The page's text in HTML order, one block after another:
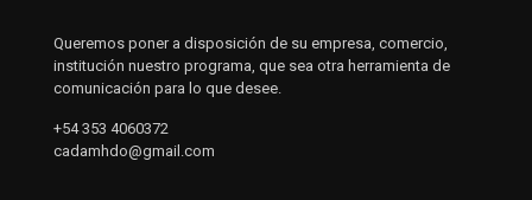
Queremos poner a disposición de su empresa, comercio,
institución nuestro programa, que sea otra herramienta de
comunicación para lo que desee.
+54 353 4060372
cadamhdo@gmail.com